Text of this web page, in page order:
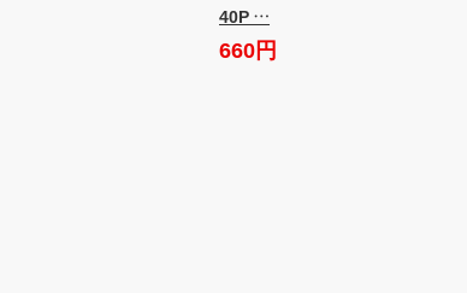
40P …
660円